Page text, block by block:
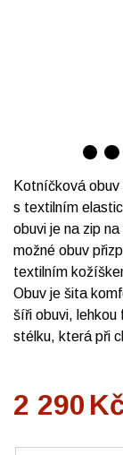
Kotníčková
s textilním
obuvi je na zip
možné obuv
textilním
Obuv je šita
šíři obuvi,
stélku, která při
2 290